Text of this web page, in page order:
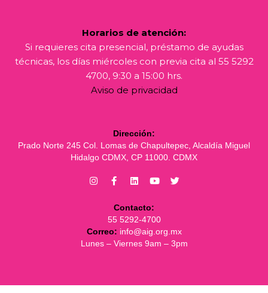
Horarios de atención:
Si requieres cita presencial, préstamo de ayudas
técnicas, los días miércoles con previa cita al 55 5292
4700, 9:30 a 15:00 hrs.
Aviso de privacidad
Dirección:
Prado Norte 245 Col. Lomas de Chapultepec, Alcaldía Miguel
Hidalgo CDMX, CP 11000. CDMX
Contacto:
55 5292-4700
Correo: info@aig.org.mx
Lunes – Viernes 9am – 3pm